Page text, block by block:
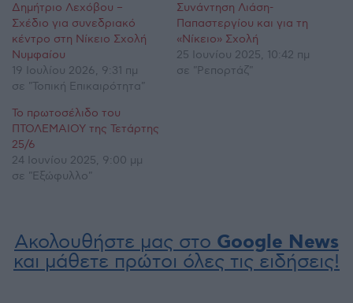
Δημήτριο Λεχόβου –
Σχέδιο για συνεδριακό
κέντρο στη Νίκειο Σχολή
Νυμφαίου
19 Ιουλίου 2026, 9:31 πμ
σε "Τοπική Επικαιρότητα"
Συνάντηση Λιάση-
Παπαστεργίου και για τη
«Νίκειο» Σχολή
25 Ιουνίου 2025, 10:42 πμ
σε "Ρεπορτάζ"
Το πρωτοσέλιδο του
ΠΤΟΛΕΜΑΙΟΥ της Τετάρτης
25/6
24 Ιουνίου 2025, 9:00 μμ
σε "Εξώφυλλο"
Ακολουθήστε μας στο Google News
και μάθετε πρώτοι όλες τις ειδήσεις!